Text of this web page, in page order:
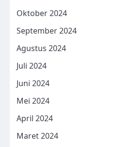
Oktober 2024
September 2024
Agustus 2024
Juli 2024
Juni 2024
Mei 2024
April 2024
Maret 2024